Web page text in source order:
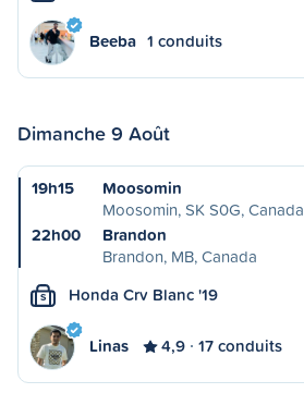
Beeba 1 conduits
Dimanche 9 Août
19h15
Moosomin
Moosomin, SK S0G, Canada
22h00
Brandon
Brandon, MB, Canada
S Honda Crv Blanc '19
Linas 4,9 17 conduits